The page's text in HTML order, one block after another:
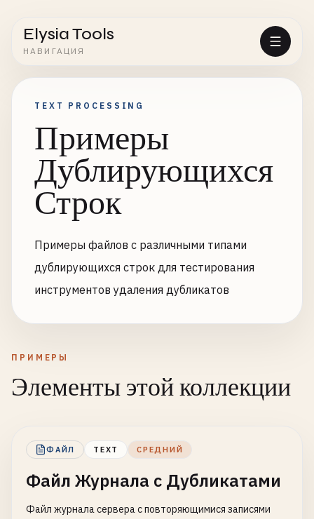
Elysia Tools
НАВИГАЦИЯ
TEXT PROCESSING
Примеры
Дублирующихся
Строк
Примеры файлов с различными типами
дублирующихся строк для тестирования
инструментов удаления дубликатов
ПРИМЕРЫ
Элементы этой коллекции
ФАЙЛ TEXT СРЕДНИЙ
Файл Журнала с Дубликатами
Файл журнала сервера с повторяющимися записями